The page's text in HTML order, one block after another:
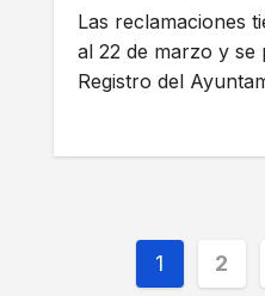
Las reclamaciones
al 22 de marzo y se
Registro del
1 2